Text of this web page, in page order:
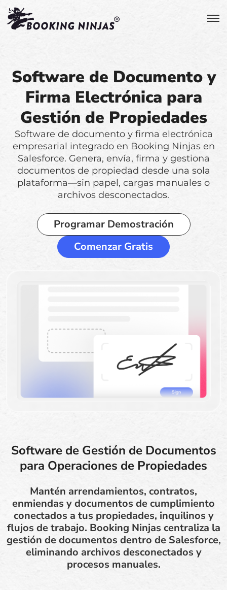
Software de Documento y
Firma Electrónica para
Gestión de Propiedades
Software de documento y firma electrónica
empresarial integrado en Booking Ninjas en
Salesforce. Genera, envía, firma y gestiona
documentos de propiedad desde una sola
plataforma—sin papel, cargas manuales o
archivos desconectados.
Programar Demostración
Comenzar Gratis
Software de Gestión de Documentos
para Operaciones de Propiedades
Mantén arrendamientos, contratos,
enmiendas y documentos de cumplimiento
conectados a tus propiedades, inquilinos y
flujos de trabajo. Booking Ninjas centraliza la
gestión de documentos dentro de Salesforce,
eliminando archivos desconectados y
procesos manuales.